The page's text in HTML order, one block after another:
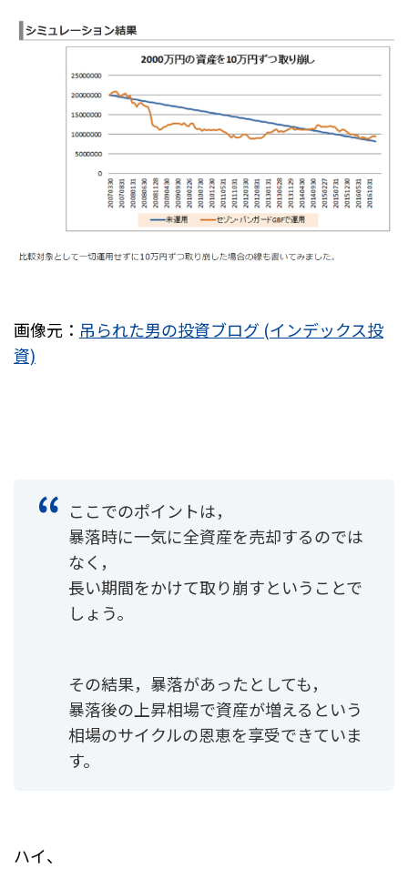
画像元： 吊られた男の投資ブログ (インデックス投
資)
ここでのポイントは，
暴落時に一気に全資産を売却するのでは
なく，
長い期間をかけて取り崩すということで
しょう。
その結果，暴落があったとしても，
暴落後の上昇相場で資産が増えるという
相場のサイクルの恩恵を享受できていま
す。
ハイ、